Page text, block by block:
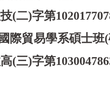
(二)字第
貿易學系碩士班(
(三)字第